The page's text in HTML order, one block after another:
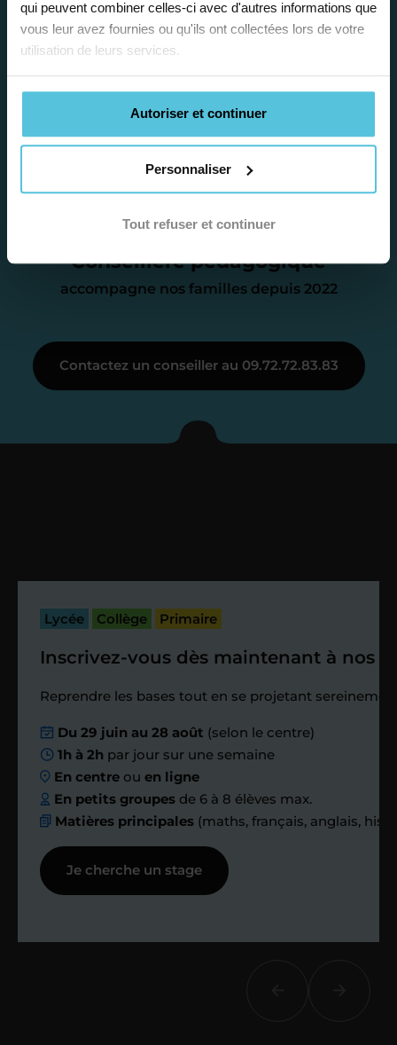
qui peuvent combiner celles-ci avec d'autres informations que
vous leur avez fournies ou qu'ils ont collectées lors de votre
utilisation de leurs services.
Autoriser et continuer
Personnaliser
Tout refuser et continuer
Catalina
Conseillère pédagogique
accompagne nos familles depuis 2022
Étape 2
Je vous envoie une
proposition
d’accompagnement
Le devis reçu vous convient ? C’est
parfait. À partir de maintenant nous
Je vous présente votre
enseignant sous 72
passé.
Étape 4
Nous planifions
ensemble des
échanges réguliers
Afin de suivre le travail et les progrès
réalisés, votre enseignant et moi-
même vous proposons des points et
Contactez un conseiller au 09.72.72.83.83
Lycée Collège Primaire
Inscrivez-vous dès maintenant à nos
Reprendre les bases tout en se projetant
Du 29 juin au 28 août (selon le centre)
1h à 2h par jour sur une semaine
En centre ouen ligne
En petits groupes de 6 à 8 élèves max.
Matières principales (maths, français, anglais,
Je cherche un stage